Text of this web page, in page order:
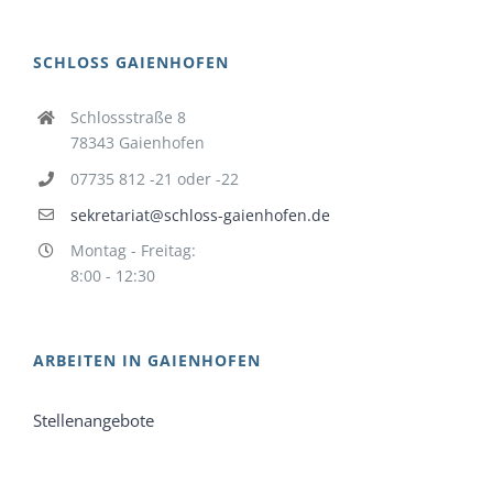
SCHLOSS GAIENHOFEN
Schlossstraße 8
78343 Gaienhofen
07735 812 -21 oder -22
sekretariat@schloss-gaienhofen.de
Montag - Freitag:
8:00 - 12:30
ARBEITEN IN GAIENHOFEN
Stellenangebote